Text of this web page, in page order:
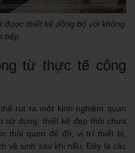
thiết kế đồng bộ với không
bếp
từ thực tế công
rút ra một kinh nghiệm quan
sử dụng, thiết kế đẹp thôi chưa
thói quen để đồ, vị trí thiết bị,
vệ sinh sau khi nấu. Đây là các